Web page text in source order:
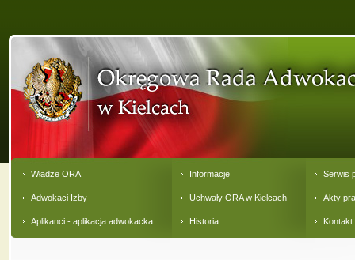
Władze ORA
Adwokaci Izby
Aplikanci - aplikacja adwokacka
Informacje
Uchwały ORA w Kielcach
Historia
Serwis
Akty
Kontakt